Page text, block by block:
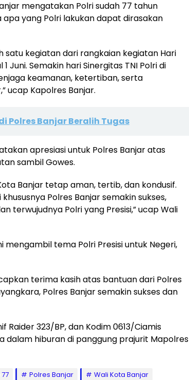
mengatakan Polri sudah 77 tahun
yang Polri lakukan dapat dirasakan
satu kegiatan dari rangkaian kegiatan Hari
Juni. Semakin hari Sinergitas TNI Polri di
keamanan, ketertiban, serta
ucap Kapolres Banjar.
Polres Banjar Beralih Tugas
apresiasi untuk Polres Banjar atas
sambil Gowes.
Banjar tetap aman, tertib, dan kondusif.
Polres Banjar semakin sukses,
terwujudnya Polri yang Presisi,” ucap Wali
mengambil tema Polri Presisi untuk Negeri,
terima kasih atas bantuan dari Polres
Polres Banjar semakin sukses dan
Raider 323/BP, dan Kodim 0613/Ciamis
dalam hiburan di panggung prajurit Mapolres
Polres Banjar Wali Kota Banjar